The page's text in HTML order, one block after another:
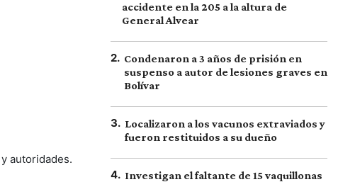
autoridades.
accidente en la 205 a la altura de
General Alvear
2. Condenaron a 3 años de prisión en
suspenso a autor de lesiones graves en
Bolívar
3. Localizaron a los vacunos extraviados y
fueron restituidos a su dueño
4. Investigan el faltante de 15 vaquillonas